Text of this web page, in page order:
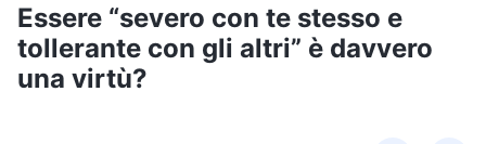
Essere “severo con te stesso e
tollerante con gli altri” è davvero
una virtù?